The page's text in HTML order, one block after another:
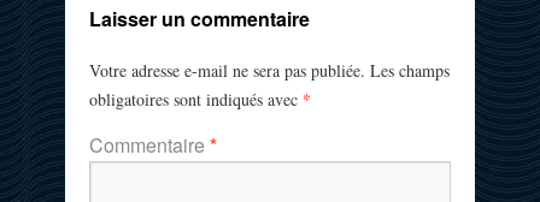
Laisser un commentaire
Votre adresse e-mail ne sera pas publiée. Les champs
obligatoires sont indiqués avec *
Commentaire *